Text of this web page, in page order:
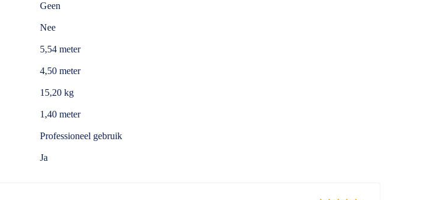
Geen
Nee
5,54 meter
4,50 meter
15,20 kg
1,40 meter
Professioneel gebruik
Ja